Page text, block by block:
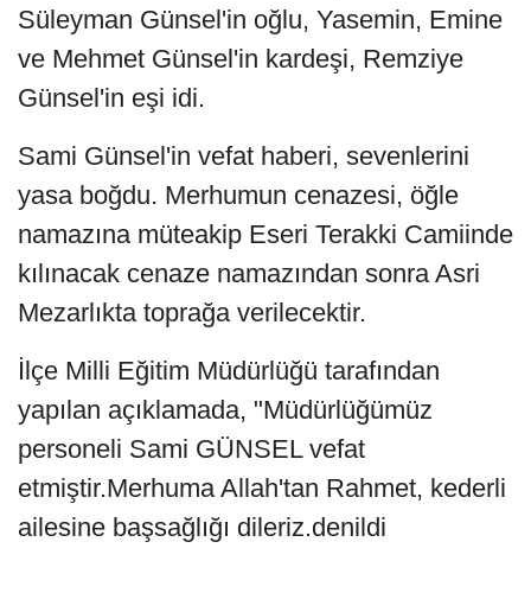
Süleyman Günsel'in oğlu, Yasemin, Emine
ve Mehmet Günsel'in kardeşi, Remziye
Günsel'in eşi idi.
Sami Günsel'in vefat haberi, sevenlerini
yasa boğdu. Merhumun cenazesi, öğle
namazına müteakip Eseri Terakki Camiinde
kılınacak cenaze namazından sonra Asri
Mezarlıkta toprağa verilecektir.
İlçe Milli Eğitim Müdürlüğü tarafından
yapılan açıklamada, "Müdürlüğümüz
personeli Sami GÜNSEL vefat
etmiştir.Merhuma Allah'tan Rahmet, kederli
ailesine başsağlığı dileriz.denildi